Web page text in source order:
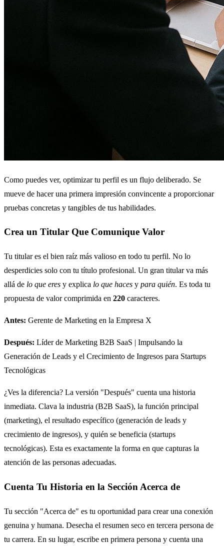
Como puedes ver, optimizar tu perfil es un flujo deliberado. Se
mueve de hacer una primera impresión convincente a proporcionar
pruebas concretas y tangibles de tus habilidades.
Crea un Titular Que Comunique Valor
Tu titular es el bien raíz más valioso en todo tu perfil. No lo
desperdicies solo con tu título profesional. Un gran titular va más
allá de lo que eres y explica lo que haces y para quién. Es toda tu
propuesta de valor comprimida en 220 caracteres.
Antes: Gerente de Marketing en la Empresa X
Después: Líder de Marketing B2B SaaS | Impulsando la
Generación de Leads y el Crecimiento de Ingresos para Startups
Tecnológicas
¿Ves la diferencia? La versión "Después" cuenta una historia
inmediata. Clava la industria (B2B SaaS), la función principal
(marketing), el resultado específico (generación de leads y
crecimiento de ingresos), y quién se beneficia (startups
tecnológicas). Esta es exactamente la forma en que capturas la
atención de las personas adecuadas.
Cuenta Tu Historia en la Sección Acerca de
Tu sección "Acerca de" es tu oportunidad para crear una conexión
genuina y humana. Desecha el resumen seco en tercera persona de
tu carrera. En su lugar, escribe en primera persona y cuenta una